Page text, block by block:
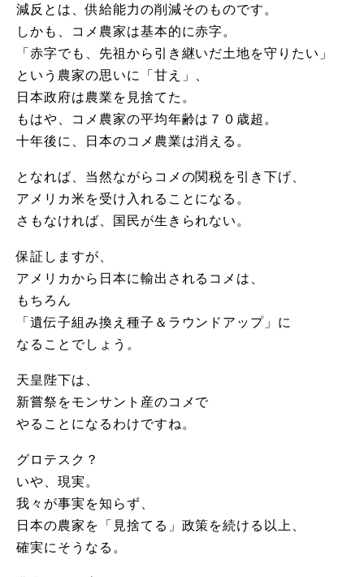
減反とは、供給能力の削減そのものです。
しかも、コメ農家は基本的に赤字。
「赤字でも、先祖から引き継いだ土地を守りたい」
という農家の思いに「甘え」、
日本政府は農業を見捨てた。
もはや、コメ農家の平均年齢は７０歳超。
十年後に、日本のコメ農業は消える。
となれば、当然ながらコメの関税を引き下げ、
アメリカ米を受け入れることになる。
さもなければ、国民が生きられない。
保証しますが、
アメリカから日本に輸出されるコメは、
もちろん
「遺伝子組み換え種子＆ラウンドアップ」に
なることでしょう。
天皇陛下は、
新嘗祭をモンサント産のコメで
やることになるわけですね。
グロテスク？
いや、現実。
我々が事実を知らず、
日本の農家を「見捨てる」政策を続ける以上、
確実にそうなる。